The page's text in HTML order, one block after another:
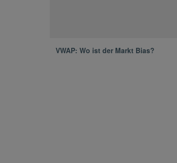
VWAP: Wo ist der Markt Bias?